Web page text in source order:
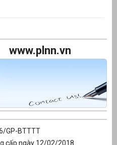
www.plnn.vn
GP-BTTTT
cấp ngày 12/02/2018